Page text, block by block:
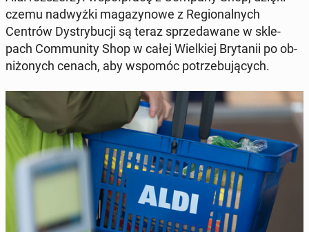
czemu nad­wyż­ki ma­ga­zy­no­we z Re­gio­nal­nych
Centrów Dys­try­bu­cji są teraz sprze­da­wa­ne w skle­
pach Com­mu­ni­ty Shop w całej Wiel­kiej Bry­ta­nii po ob­
ni­żo­nych cenach, aby wspomóc po­trze­bu­ją­cych.